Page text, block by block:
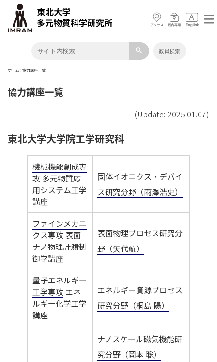
search 教員検索
ホーム›協力講座一覧
協力講座一覧
(Update: 2025.01.07)
東北大学大学院工学研究科
機械機能創成専
攻 多元物質応
用システム工学
講座
固体イオニクス・デバイ
ス研究分野（雨澤浩史）
ファインメカニ
クス専攻 表面
ナノ物理計測制
御学講座
表面物理プロセス研究分
野（矢代航）
量子エネルギー
工学専攻 エネ
ルギー化学工学
講座
エネルギー資源プロセス
研究分野（桐島 陽）
ナノスケール磁気機能研
究分野（岡本 聡）